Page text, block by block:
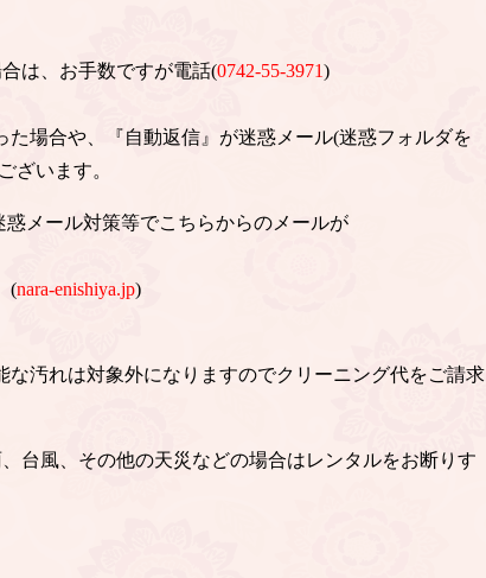
は、お手数ですが電話(0742-55-3971)
場合や、『自動返信』が迷惑メール(迷惑フォルダを
ざいます。
メール対策等でこちらからのメールが
(nara-enishiya.jp)
汚れは対象外になりますのでクリーニング代をご請求
台風、その他の天災などの場合はレンタルをお断りす